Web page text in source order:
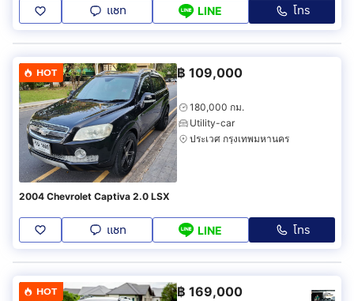
แชท LINE โทร
HOT ฿ 109,000
180,000 กม.
Utility-car
ประเวศ กรุงเทพมหานคร
2004 Chevrolet Captiva 2.0 LSX
แชท LINE โทร
HOT ฿ 169,000